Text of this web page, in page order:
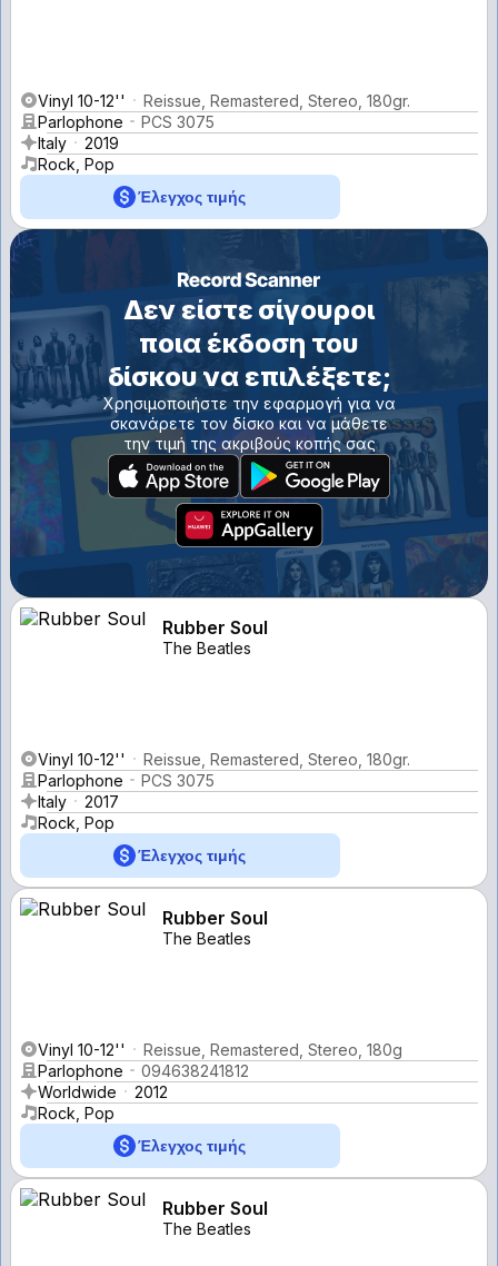
Vinyl 10-12''
Reissue, Remastered, Stereo, 180gr.
Parlophone
PCS 3075
Italy
2019
Rock, Pop
Έλεγχος τιμής
Δεν είστε σίγουροι
ποια έκδοση του
δίσκου να επιλέξετε;
Χρησιμοποιήστε την εφαρμογή για να
σκανάρετε τον δίσκο και να μάθετε
την τιμή της ακριβούς κοπής σας
Rubber Soul
The Beatles
Vinyl 10-12''
Reissue, Remastered, Stereo, 180gr.
Parlophone
PCS 3075
Italy
2017
Rock, Pop
Έλεγχος τιμής
Rubber Soul
The Beatles
Vinyl 10-12''
Reissue, Remastered, Stereo, 180g
Parlophone
094638241812
Worldwide
2012
Rock, Pop
Έλεγχος τιμής
Rubber Soul
The Beatles